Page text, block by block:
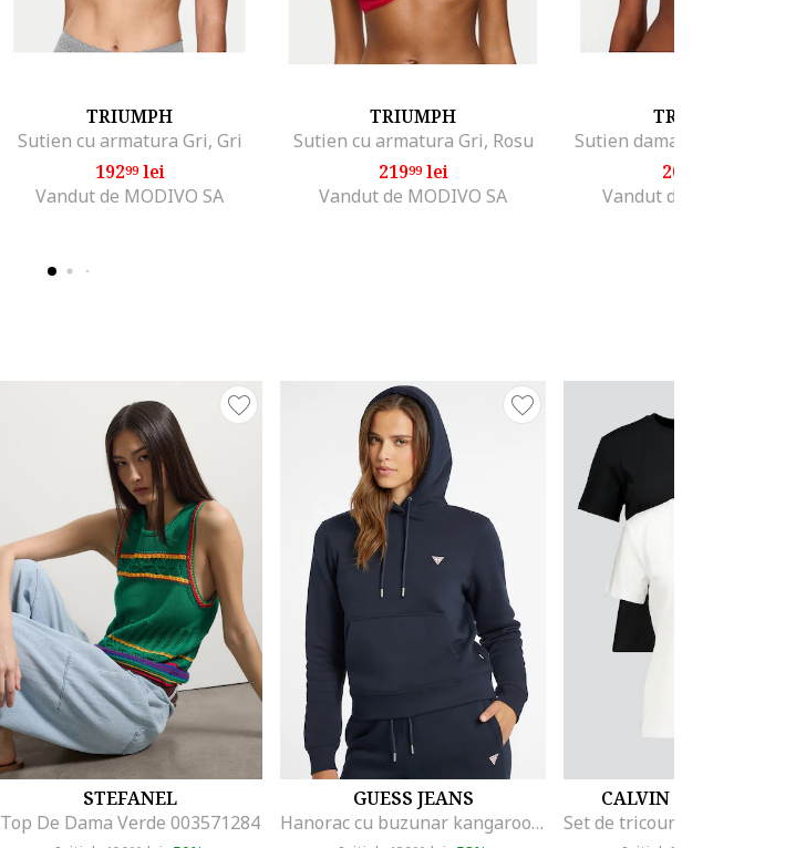
TRIUMPH
Sutien cu armatura Gri, Gri
19299lei
Vandut de MODIVO SA
TRIUMPH
Sutien cu armatura Gri, Rosu
21999lei
Vandut de MODIVO SA
TRIUMPH
Sutien dama, cu sarma,
201
Vandut de MODIVO SA
STEFANEL
Top De Dama Verde 003571284
GUESS JEANS
Hanorac cu buzunar kangaroo, Albastru ultramarin
CALVIN KLEIN JEANS